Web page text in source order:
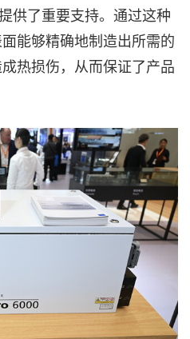
供了重要支持。通过这种
能够精确地制造出所需的
热损伤，从而保证了产品